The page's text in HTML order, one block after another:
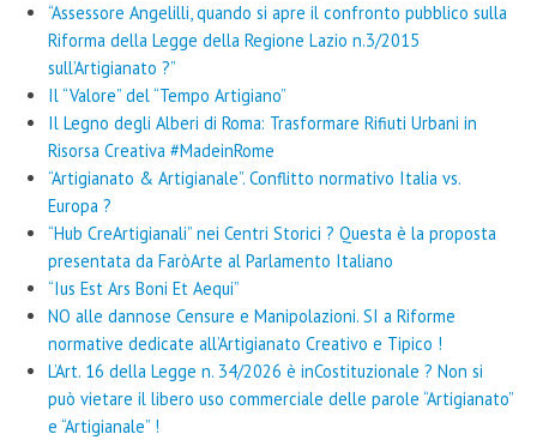
“Assessore Angelilli, quando si apre il confronto pubblico sulla
Riforma della Legge della Regione Lazio n.3/2015
sull’Artigianato ?”
Il “Valore” del “Tempo Artigiano”
Il Legno degli Alberi di Roma: Trasformare Rifiuti Urbani in
Risorsa Creativa #MadeinRome
“Artigianato & Artigianale”. Conflitto normativo Italia vs.
Europa ?
“Hub CreArtigianali” nei Centri Storici ? Questa è la proposta
presentata da FaròArte al Parlamento Italiano
“Ius Est Ars Boni Et Aequi”
NO alle dannose Censure e Manipolazioni. SI a Riforme
normative dedicate all’Artigianato Creativo e Tipico !
L’Art. 16 della Legge n. 34/2026 è inCostituzionale ? Non si
può vietare il libero uso commerciale delle parole “Artigianato”
e “Artigianale” !